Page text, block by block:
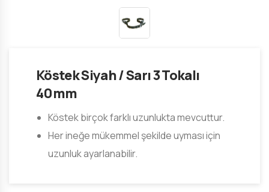
Köstek Siyah / Sarı 3 Tokalı
40mm
Köstek birçok farklı uzunlukta mevcuttur.
Her ineğe mükemmel şekilde uyması için
uzunluk ayarlanabilir.